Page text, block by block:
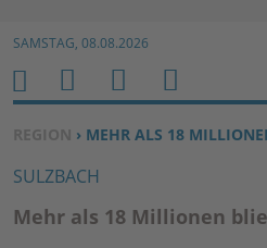
Zum Inhalt
SAMSTAG, 08.08.2026
SIE BEFINDEN SICH HIER:
REGION › MEHR ALS 18
SULZBACH
Mehr als 18 Millionen
H
O
M
E
M
E
N
U
S
U
E
B
E
T